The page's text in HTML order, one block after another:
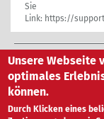
Sie
Link: https://
Altvater
Tel+49 (0) 70 32/8
Unsere Webseite
optimales
können.
Durch Klicken eines